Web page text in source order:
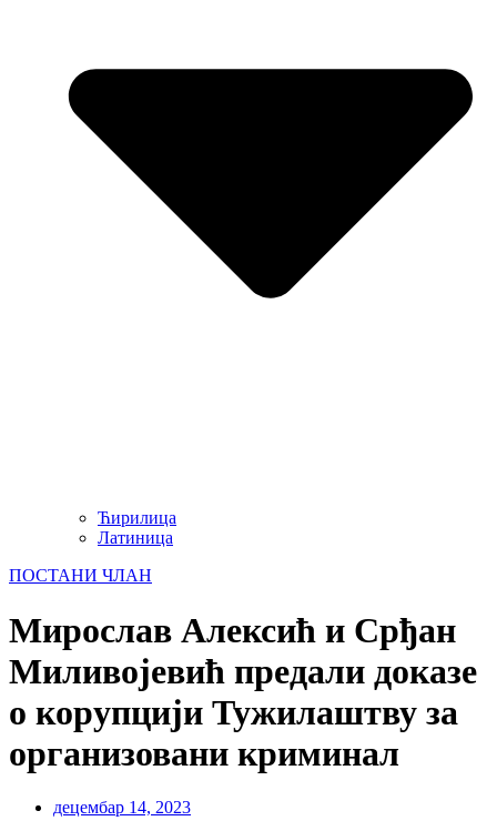
Ћирилица
Латиница
ПОСТАНИ ЧЛАН
Мирослав Алексић и Срђан
Миливојевић предали доказе
о корупцији Тужилаштву за
организовани криминал
децембар 14, 2023